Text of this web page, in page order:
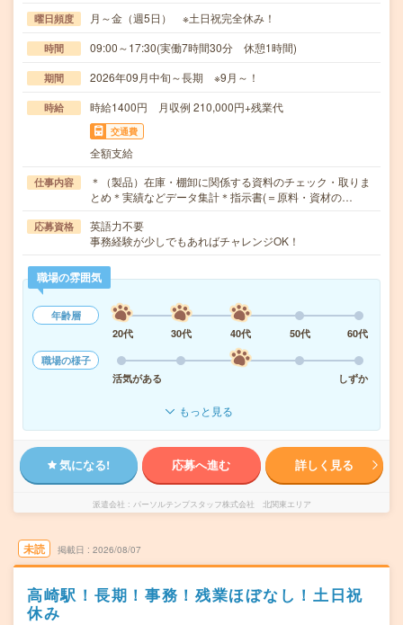
曜日頻度 月～金（週5日） ※土日祝完全休み！
時間 09:00～17:30(実働7時間30分 休憩1時間)
期間 2026年09月中旬～長期 ※9月～！
時給 時給1400円 月収例 210,000円+残業代
交通費
全額支給
仕事内容
＊（製品）在庫・棚卸に関係する資料のチェック・取りま
とめ＊実績などデータ集計＊指示書(＝原料・資材の…
応募資格
英語力不要
事務経験が少しでもあればチャレンジOK！
職場の雰囲気
年齢層
20代
30代 40代 50代
60代
職場の様子
活気がある
しずか
もっと見る
気になる! 応募へ進む 詳しく見る
派遣会社 パーソルテンプスタッフ株式会社 北関東エリア
未読 掲載日 2026/08/07
高崎駅！長期！事務！残業ほぼなし！土日祝
休み